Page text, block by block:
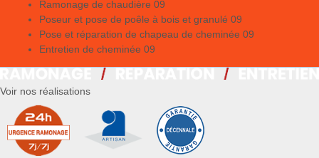
Ramonage de chaudière 09
Poseur et pose de poêle à bois et granulé 09
Pose et réparation de chapeau de cheminée 09
Entretien de cheminée 09
Voir nos réalisations